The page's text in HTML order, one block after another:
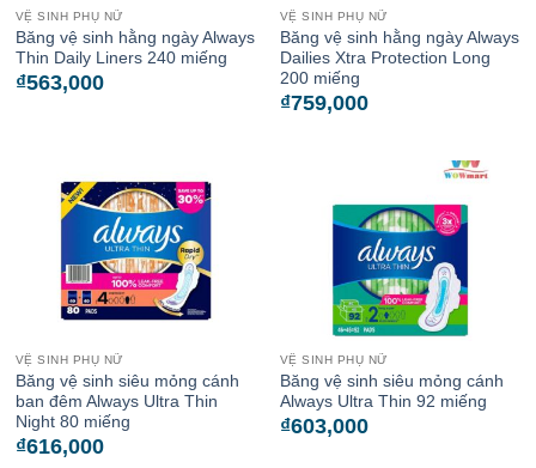
VỆ SINH PHỤ NỮ
Băng vệ sinh hằng ngày Always
Thin Daily Liners 240 miếng
₫563,000
VỆ SINH PHỤ NỮ
Băng vệ sinh hằng ngày Always
Dailies Xtra Protection Long
200 miếng
₫759,000
VỆ SINH PHỤ NỮ
Băng vệ sinh siêu mỏng cánh
ban đêm Always Ultra Thin
Night 80 miếng
₫616,000
VỆ SINH PHỤ NỮ
Băng vệ sinh siêu mỏng cánh
Always Ultra Thin 92 miếng
₫603,000